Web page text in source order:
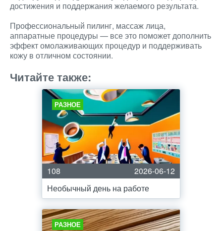
достижения и поддержания желаемого результата.
Профессиональный пилинг, массаж лица,
аппаратные процедуры — все это поможет дополнить
эффект омолаживающих процедур и поддерживать
кожу в отличном состоянии.
Читайте также:
РАЗНОЕ
108
2026-06-12
Необычный день на работе
РАЗНОЕ